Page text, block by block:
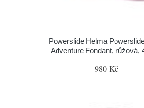
Powerslide Helma
Adventure Fondant, růžová,
980 Kč